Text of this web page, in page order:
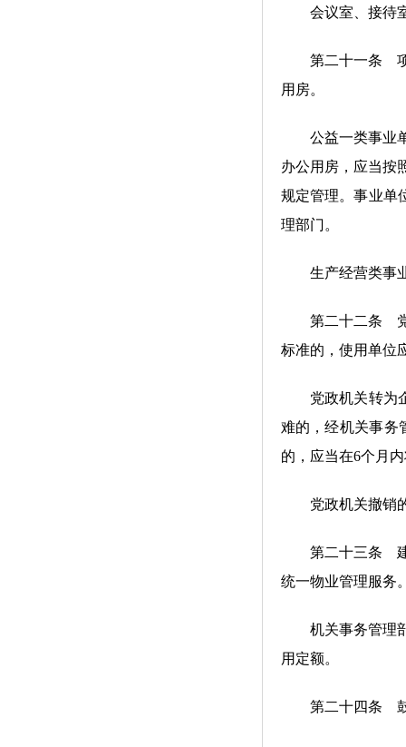
会议室、接待室
第二十一条 项目
用房。
公益一类事业单
办公用房，应当按
规定管理。事业单
理部门。
生产经营类事业
第二十二条 党政
标准的，使用单位
党政机关转为企
难的，经机关事务
的，应当在6个月
党政机关撤销的
第二十三条 建立
统一物业管理服务
机关事务管理部
用定额。
第二十四条 鼓励